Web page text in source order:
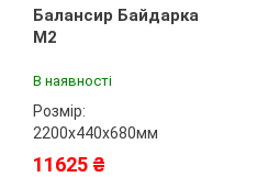
Балансир Байдарка
М2
В наявності
Розмір:
2200х440х680мм
11625 ₴